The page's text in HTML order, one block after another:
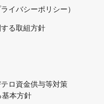
イバシーポリシー）
る取組方針
ロ資金供与等対策
基本方針